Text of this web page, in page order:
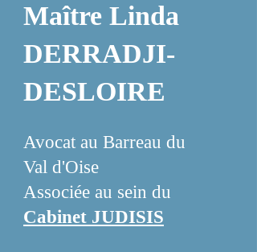
Maître Linda
DERRADJI-
DESLOIRE
Avocat au Barreau du
Val d'Oise
Associée au sein du
Cabinet JUDISIS